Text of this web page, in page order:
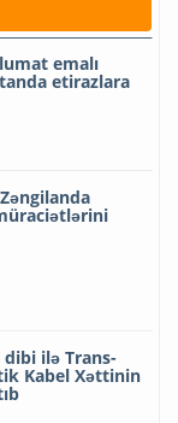
emalı
etirazlara
ilə Trans-
Kabel Xəttinin